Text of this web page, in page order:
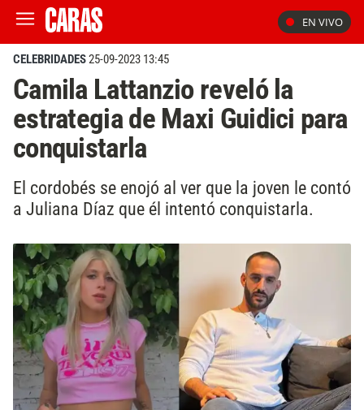
EN VIVO
CELEBRIDADES25-09-2023 13:45
Camila Lattanzio reveló la
estrategia de Maxi Guidici para
conquistarla
El cordobés se enojó al ver que la joven le contó
a Juliana Díaz que él intentó conquistarla.